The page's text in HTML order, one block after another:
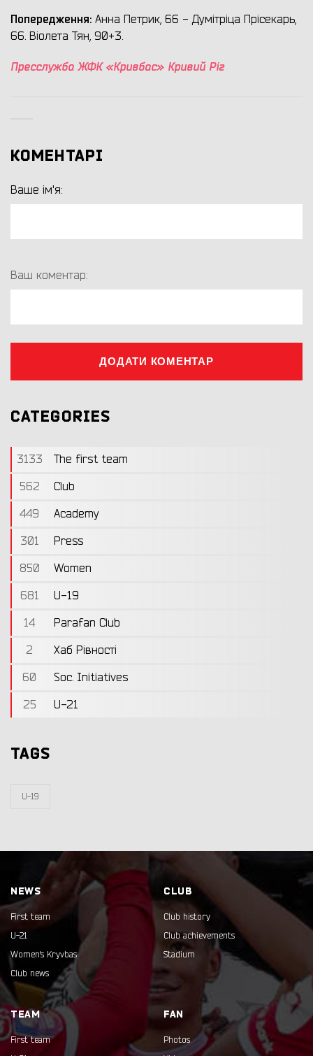
Попередження: Анна Петрик, 66 - Думітріца Прісекарь,
66. Віолета Тян, 90+3.
Пресслужба ЖФК «Кривбас» Кривий Ріг
КОМЕНТАРІ
Ваше ім'я:
Ваш коментар:
ДОДАТИ КОМЕНТАР
CATEGORIES
3133
The first team
562
Club
449
Academy
301
Press
850
Women
681
U-19
14
Parafan Club
2
Хаб Рівності
60
Soc. Initiatives
25
U-21
TAGS
U-19
NEWS
First team
U-21
Women's Kryvbas
Club news
CLUB
Club history
Club achievements
Stadium
TEAM
First team
FAN
Photos